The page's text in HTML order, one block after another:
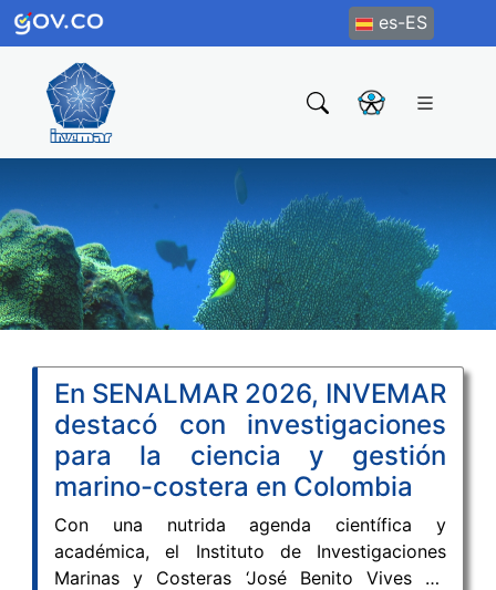
es-ES
En SENALMAR 2026, INVEMAR
destacó con investigaciones
para la ciencia y gestión
marino-costera en Colombia
Con una nutrida agenda científica y
académica, el Instituto de Investigaciones
Marinas y Costeras ‘José Benito Vives de